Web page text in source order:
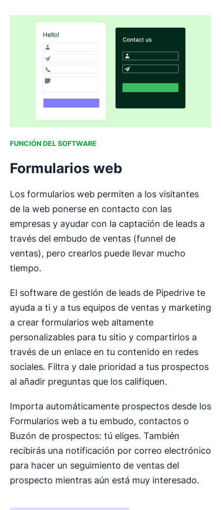
FUNCIÓN DEL SOFTWARE
Formularios web
Los formularios web permiten a los visitantes
de la web ponerse en contacto con las
empresas y ayudar con la captación de leads a
través del embudo de ventas (funnel de
ventas), pero crearlos puede llevar mucho
tiempo.
El software de gestión de leads de Pipedrive te
ayuda a ti y a tus equipos de ventas y marketing
a crear formularios web altamente
personalizables para tu sitio y compartirlos a
través de un enlace en tu contenido en redes
sociales. Filtra y dale prioridad a tus prospectos
al añadir preguntas que los califiquen.
Importa automáticamente prospectos desde los
Formularios web a tu embudo, contactos o
Buzón de prospectos: tú eliges. También
recibirás una notificación por correo electrónico
para hacer un seguimiento de ventas del
prospecto mientras aún está muy interesado.